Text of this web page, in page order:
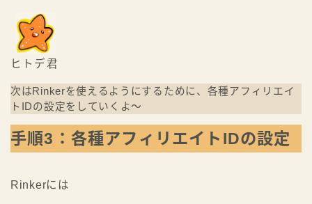
ヒトデ君
次はRinkerを使えるようにするために、各種アフィリエイ
トIDの設定をしていくよ〜
手順3：各種アフィリエイトIDの設定
Rinkerには